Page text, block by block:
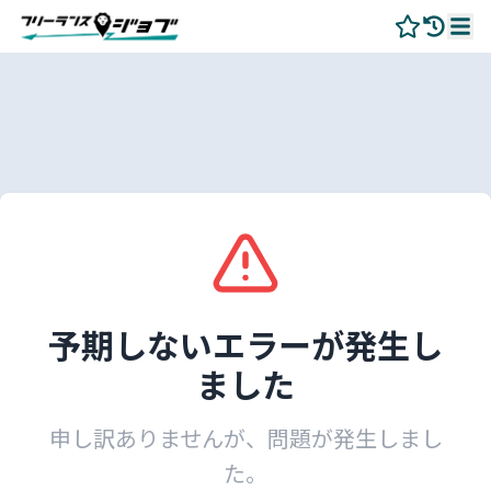
予期しないエラーが発生し
ました
申し訳ありませんが、問題が発生しまし
た。